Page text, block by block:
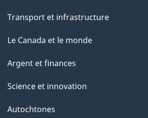
Transport et infrastructure
Le Canada et le monde
Argent et finances
Science et innovation
Autochtones